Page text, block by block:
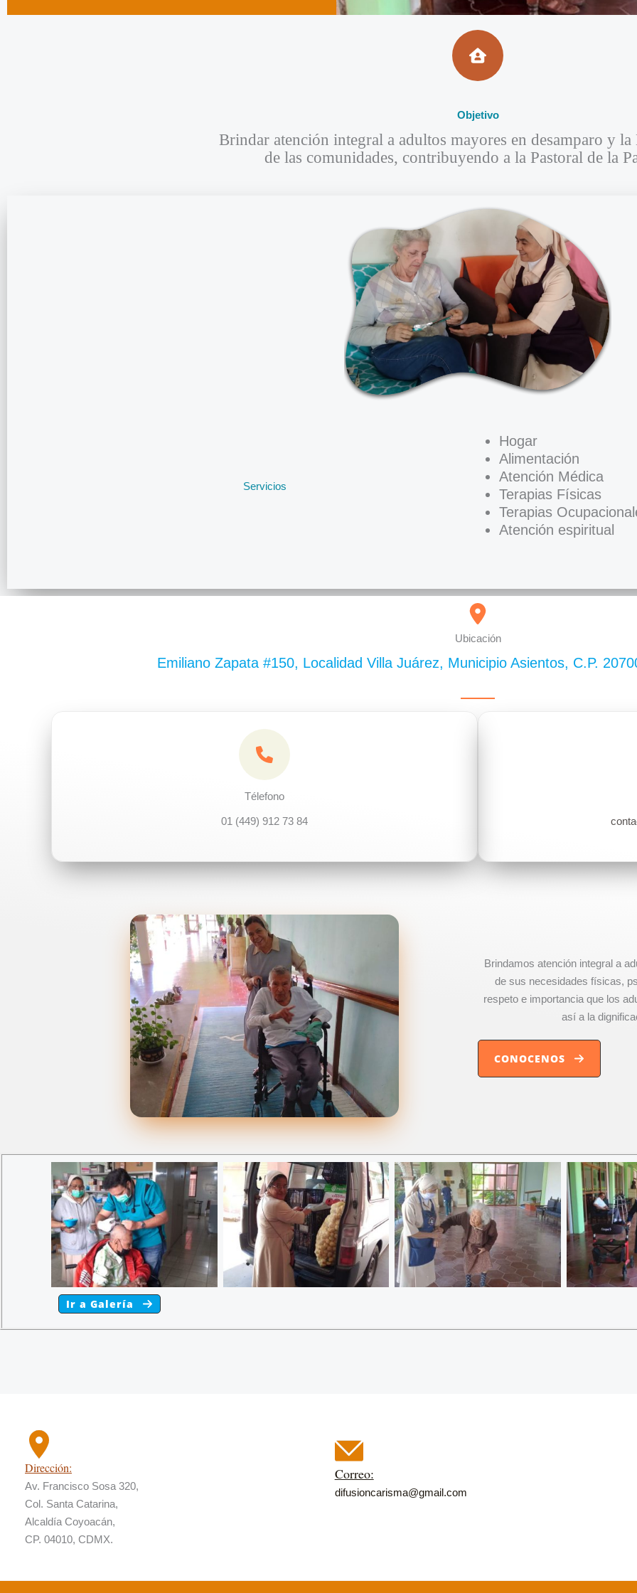
Objetivo​
Brindar atención integral a adultos mayores en desamparo y
de las comunidades, contribuyendo a la Pastoral de la
Servicios
Hogar
Alimentación
Atención Médica
Terapias Físicas
Terapias
Atención espiritual
Ubicación
Emiliano Zapata #150, Localidad Villa Juárez, Municipio Asientos, C.P.
Télefono
01 (449) 912 73 84
Brindamos atención integral a
de sus necesidades físicas,
respeto e importancia que los
así a la
CONOCENOS
Ir a Galería
Dirección:
Av. Francisco Sosa 320,
Col. Santa Catarina,
Alcaldía Coyoacán,
CP. 04010, CDMX.
Correo:
difusioncarisma@gmail.com